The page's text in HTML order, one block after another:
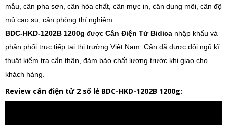
mẫu, cân pha sơn, cân hóa chất, cân mực in, cân dung môi, cân độ
mủ cao su, cân phòng thí nghiệm…
BDC-HKD-1202B 1200g được Cân Điện Tử Bidica nhập khẩu và
phân phối trực tiếp tại thị trường Việt Nam. Cân đã được đội ngũ kĩ
thuật kiểm tra cẩn thận, đảm bảo chất lượng trước khi giao cho
khách hàng.
Review cân điện tử 2 số lẻ BDC-HKD-1202B 1200g: